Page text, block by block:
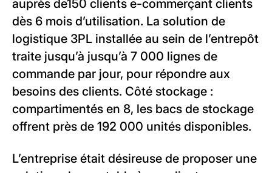
auprès de150 clients e-commerçant clients
dès 6 mois d’utilisation. La solution de
logistique 3PL installée au sein de l’entrepôt
traite jusqu’à jusqu’à 7 000 lignes de
commande par jour, pour répondre aux
besoins des clients. Côté stockage :
compartimentés en 8, les bacs de stockage
offrent près de 192 000 unités disponibles.
L’entreprise était désireuse de proposer une